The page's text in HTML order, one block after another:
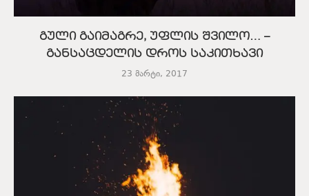
გული გაიმაგრე, უფლის შვილო… –
განსაცდელის დროს საკითხავი
23 მარტი, 2017